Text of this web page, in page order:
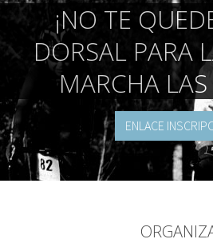
¡NO TE
DORSAL PARA
MARCHA
ENLACE